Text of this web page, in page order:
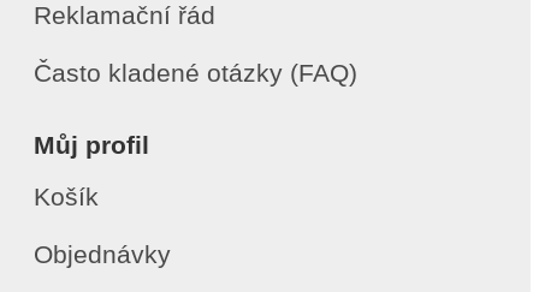
Reklamační řád
Často kladené otázky (FAQ)
Můj profil
Košík
Objednávky